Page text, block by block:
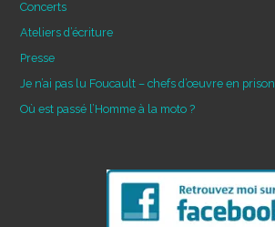
Concerts
Ateliers d’écriture
Presse
Je n’ai pas lu Foucault – chefs d’œuvre en prison
Où est passé l’Homme à la moto ?